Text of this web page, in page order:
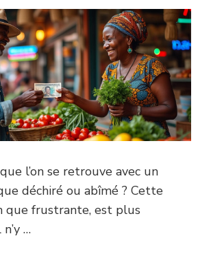
l’on se retrouve avec un
déchiré ou abîmé ? Cette
que frustrante, est plus
…